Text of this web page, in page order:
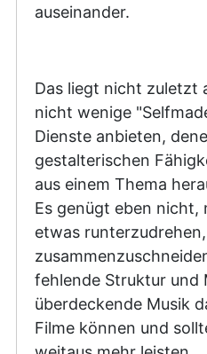
auseinander.
Das liegt nicht zuletzt
nicht wenige
Dienste anbieten,
gestalterischen
aus einem Thema
Es genügt eben nicht,
etwas
fehlende Struktur und
überdeckende Musik
Filme können und